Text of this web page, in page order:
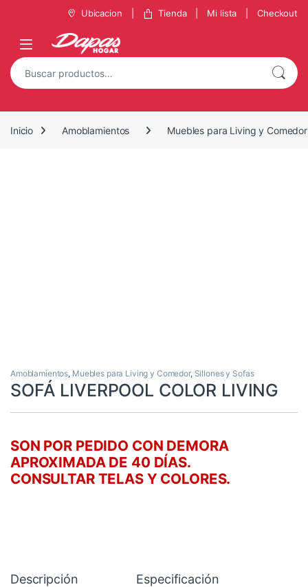
Saltar a la navegación
Saltar al contenido Ubicacion Tienda Mi lista Checkout
Buscar por:
Inicio Amoblamientos Muebles para Living y Comedor
Amoblamientos, Muebles para Living y Comedor, Sillones y Sofas
SOFÁ LIVERPOOL COLOR LIVING
SON POR PEDIDO CON DEMORA
APROXIMADA DE 40 DÍAS.
CONSULTAR TELAS Y COLORES.
Descripción Especificación